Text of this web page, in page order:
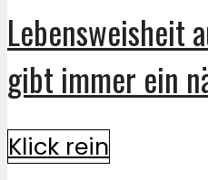
Lebensweisheit
gibt immer ein
Klick rein